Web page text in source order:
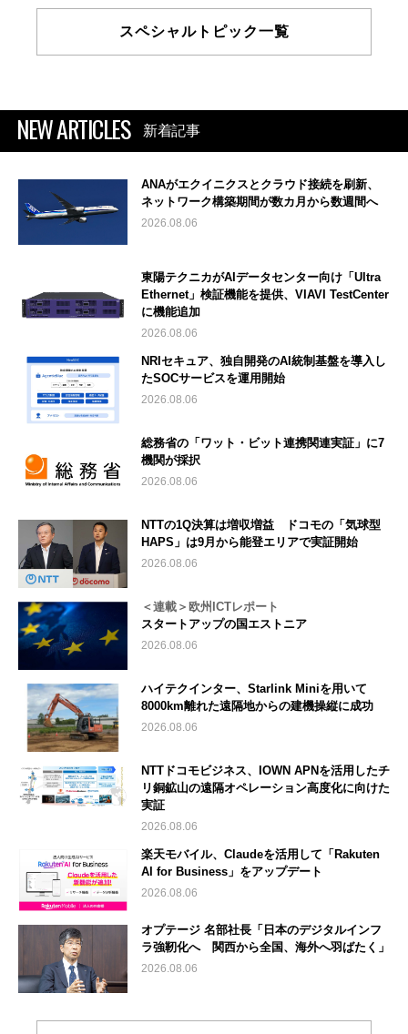
スペシャルトピック一覧
NEW ARTICLES 新着記事
ANAがエクイニクスとクラウド接続を刷新、
ネットワーク構築期間が数カ月から数週間へ
2026.08.06
東陽テクニカがAIデータセンター向け「Ultra
Ethernet」検証機能を提供、VIAVI TestCenter
に機能追加
2026.08.06
NRIセキュア、独自開発のAI統制基盤を導入し
たSOCサービスを運用開始
2026.08.06
総務省の「ワット・ビット連携関連実証」に7
機関が採択
2026.08.06
NTTの1Q決算は増収増益 ドコモの「気球型
HAPS」は9月から能登エリアで実証開始
2026.08.06
＜連載＞欧州ICTレポート
スタートアップの国エストニア
2026.08.06
ハイテクインター、Starlink Miniを用いて
8000km離れた遠隔地からの建機操縦に成功
2026.08.06
NTTドコモビジネス、IOWN APNを活用したチ
リ銅鉱山の遠隔オペレーション高度化に向けた
実証
2026.08.06
楽天モバイル、Claudeを活用して「Rakuten
AI for Business」をアップデート
2026.08.06
オプテージ 名部社長「日本のデジタルインフ
ラ強靭化へ 関西から全国、海外へ羽ばたく」
2026.08.06